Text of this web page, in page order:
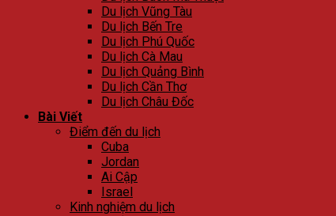
Du lịch Vũng Tàu
Du lịch Bến Tre
Du lịch Phú Quốc
Du lịch Cà Mau
Du lịch Quảng Bình
Du lịch Cần Thơ
Du lịch Châu Đốc
Bài Viết
Điểm đến du lịch
Cuba
Jordan
Ai Cập
Israel
Kinh nghiệm du lịch